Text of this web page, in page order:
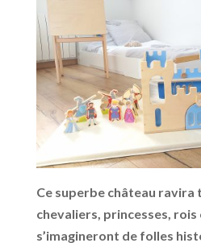
Ce superbe château ravira
chevaliers, princesses, rois
s’imagineront de folles